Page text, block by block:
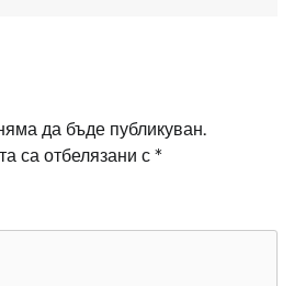
да бъде публикуван.
са отбелязани с *